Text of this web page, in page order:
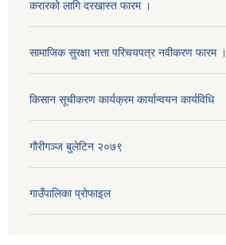
करारको लागि दरखास्त फारम ।
सामाजिक सुरक्षा भत्ता परिचयपत्र नवीकरण फारम ।
किसान सूचीकरण कार्यक्रम कार्यान्वयन कार्यविधि
गौरीगञ्‍ज बुलेटिन २०७९
गाउँपालिका प्रोफाइल